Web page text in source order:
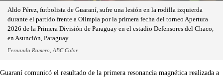
Aldo Pérez, futbolista de Guaraní, sufre una lesión en la rodilla izquierda
durante el partido frente a Olimpia por la primera fecha del torneo Apertura
2026 de la Primera División de Paraguay en el estadio Defensores del Chaco,
en Asunción, Paraguay.
Fernando Romero, ABC Color
Guaraní comunicó el resultado de la primera resonancia magnética realizada a